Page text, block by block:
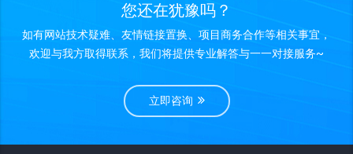
您还在犹豫吗？
如有网站技术疑难、友情链接置换、项目商务合作等相关事宜，
欢迎与我方取得联系，我们将提供专业解答与一一对接服务~
立即咨询